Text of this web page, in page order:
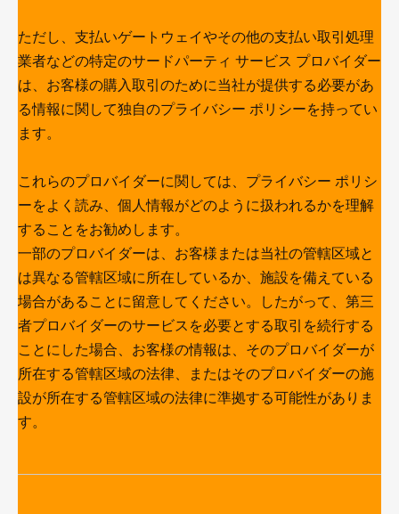
ただし、支払いゲートウェイやその他の支払い取引処理
業者などの特定のサードパーティ サービス プロバイダー
は、お客様の購入取引のために当社が提供する必要があ
る情報に関して独自のプライバシー ポリシーを持ってい
ます。
これらのプロバイダーに関しては、プライバシー ポリシ
ーをよく読み、個人情報がどのように扱われるかを理解
することをお勧めします。
一部のプロバイダーは、お客様または当社の管轄区域と
は異なる管轄区域に所在しているか、施設を備えている
場合があることに留意してください。したがって、第三
者プロバイダーのサービスを必要とする取引を続行する
ことにした場合、お客様の情報は、そのプロバイダーが
所在する管轄区域の法律、またはそのプロバイダーの施
設が所在する管轄区域の法律に準拠する可能性がありま
す。